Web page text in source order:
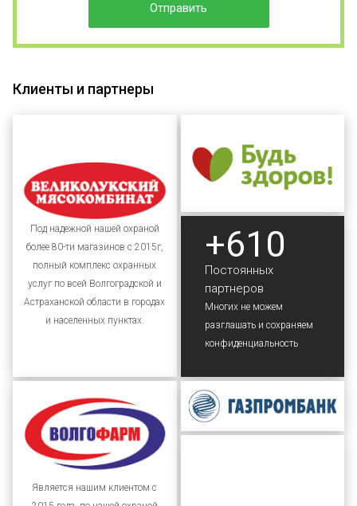
Отправить
Клиенты и партнеры
Под надежной нашей охраной
более 80-ти магазинов с 2015г,
полный комплекс охранных
услуг по всей Волгоградской и
Астраханской области в городах
и населенных пунктах.
+610
Постоянных
партнеров
Многих не можем
разглашать и сохраняем
конфиденциальность
Является нашим клиентом с